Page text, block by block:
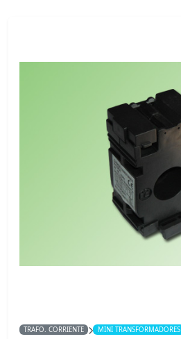
TRAFO. CORRIENTE MINI TRANSFORMADORES